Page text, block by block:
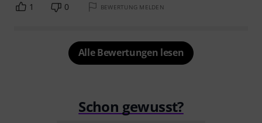
1 0 BEWERTUNG MELDEN
Alle Bewertungen lesen
Schon gewusst?